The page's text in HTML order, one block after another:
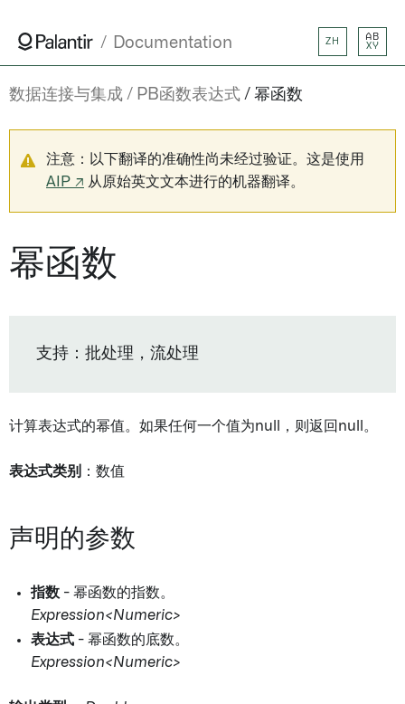
Documentation ZH
AB
XY
数据连接与集成 PB函数表达式 幂函数
注意：以下翻译的准确性尚未经过验证。这是使用
AIP ↗ 从原始英文文本进行的机器翻译。
幂函数
支持：批处理，流处理
计算表达式的幂值。如果任何一个值为null，则返回null。
表达式类别 ：数值
声明的参数
指数 - 幂函数的指数。
Expression<Numeric>
表达式 - 幂函数的底数。
Expression<Numeric>